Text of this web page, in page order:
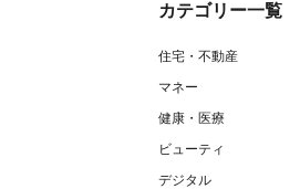
カテゴリー一覧
住宅・不動産
マネー
健康・医療
ビューティ
デジタル